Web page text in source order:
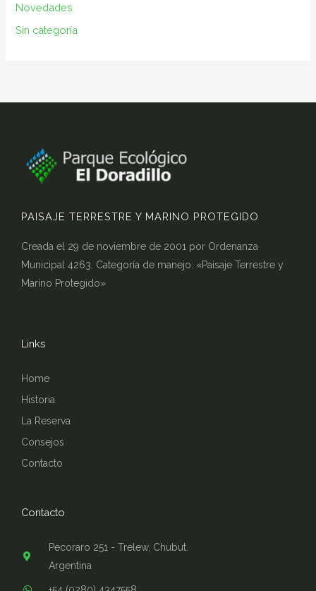
Novedades
Sin categoría
Contacto
Pecoraro 251 - Trelew, Chubut.
Argentina
Links
Home
Historia
La Reserva
Consejos
Contacto
PAISAJE TERRESTRE Y MARINO PROTEGIDO
Creada el 29 de noviembre de 2001 por Ordenanza
Municipal 4263. Categoría de manejo: «Paisaje Terrestre y
Marino Protegido»